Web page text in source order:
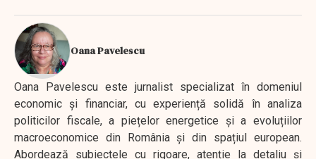
Oana Pavelescu
Oana Pavelescu este jurnalist specializat în domeniul
economic și financiar, cu experiență solidă în analiza
politicilor fiscale, a piețelor energetice și a evoluțiilor
macroeconomice din România și din spațiul european.
Abordează subiectele cu rigoare, atenție la detaliu și